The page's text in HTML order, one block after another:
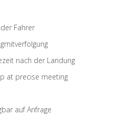
Fahrer
nach der Landung
at precise meeting
auf Anfrage